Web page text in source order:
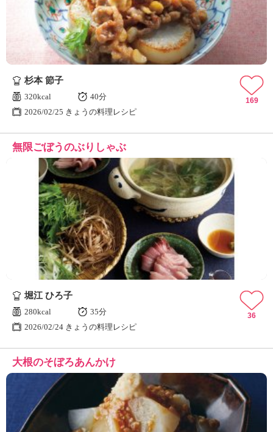
杉本 節子
320kcal
40分
2026/02/25 きょうの料理レシピ
169
無限ごぼうのぶりしゃぶ
堀江 ひろ子
280kcal
35分
2026/02/24 きょうの料理レシピ
36
大根のそぼろあんかけ